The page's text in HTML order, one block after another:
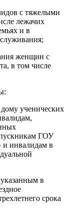
с тяжелыми
лежачих
и в
женщин с
в том числе
ученических
ГОУ
и инвалидам в
указанным в
срока